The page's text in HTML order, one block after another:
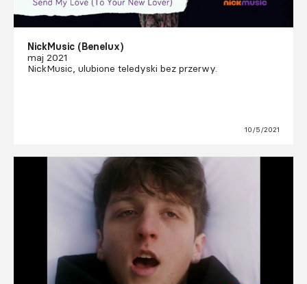
NickMusic (Benelux)
maj 2021
NickMusic, ulubione teledyski bez przerwy.
10/5/2021